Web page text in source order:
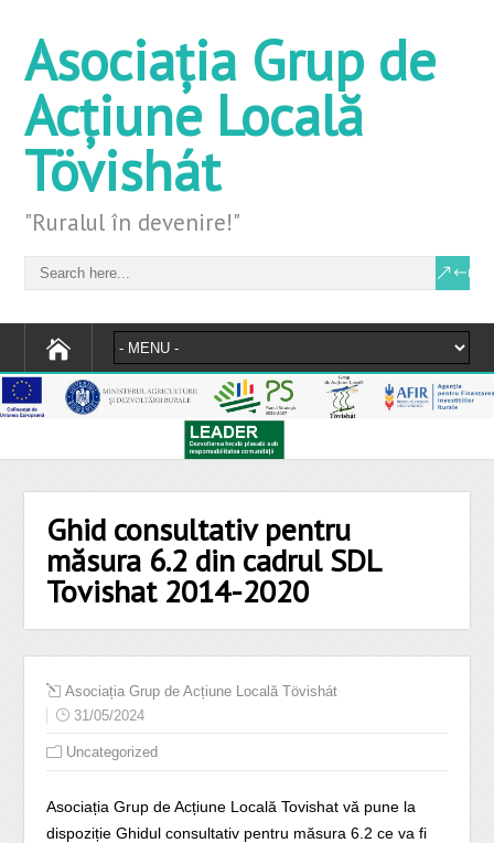
Asociația Grup de
Acțiune Locală
Tövishát
"Ruralul în devenire!"
Ghid consultativ pentru
măsura 6.2 din cadrul SDL
Tovishat 2014-2020
Asociația Grup de Acțiune Locală Tövishát
31/05/2024
Uncategorized
Asociația Grup de Acțiune Locală Tovishat vă pune la
dispoziție Ghidul consultativ pentru măsura 6.2 ce va fi